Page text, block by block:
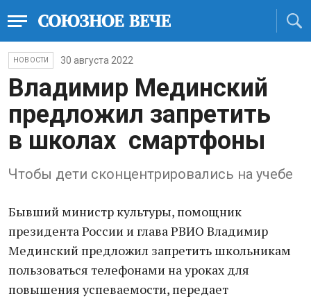
НОВОСТИ 30 августа 2022
Владимир Мединский
предложил запретить
в школах смартфоны
Чтобы дети сконцентрировались на учебе
Бывший министр культуры, помощник
президента России и глава РВИО Владимир
Мединский предложил запретить школьникам
пользоваться телефонами на уроках для
повышения успеваемости, передает